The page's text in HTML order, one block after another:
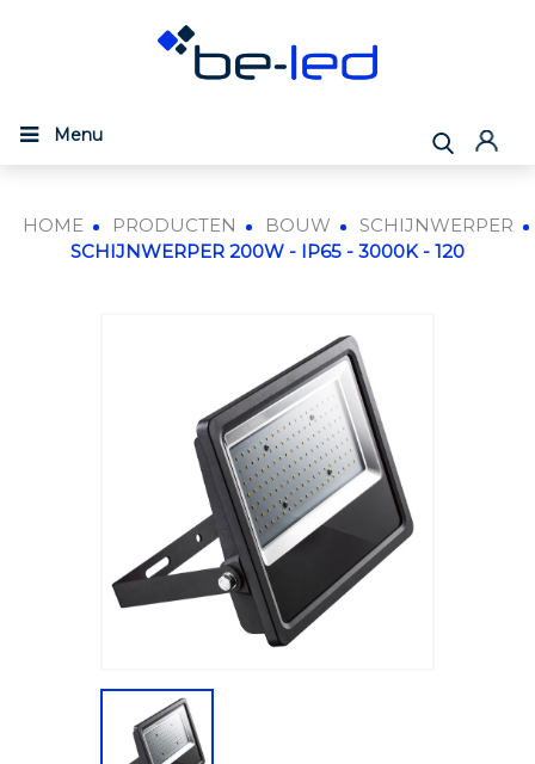
Menu
HOME PRODUCTEN BOUW
SCHIJNWERPER
SCHIJNWERPER 200W - IP65 - 3000K - 120